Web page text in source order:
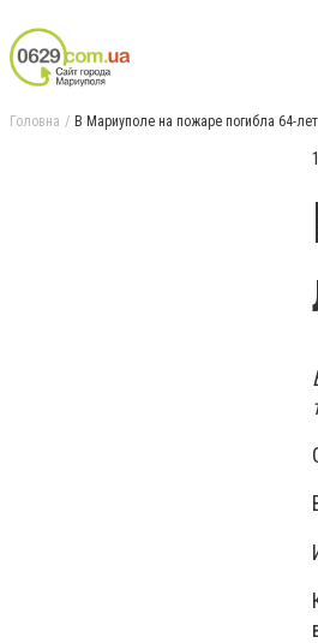
Головна В Мариуполе на пожаре погибла 64-